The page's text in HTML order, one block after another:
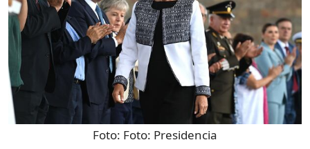
Foto: Foto: Presidencia